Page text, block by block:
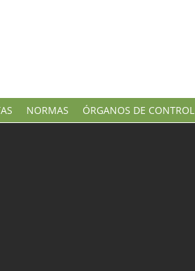
NORMAS ÓRGANOS DE CONTROL